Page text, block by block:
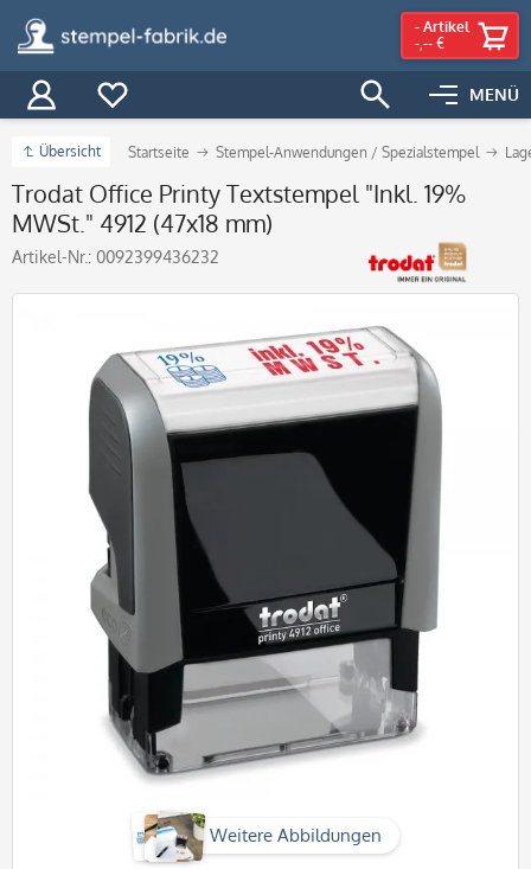
MENÜ
- Artikel
-,-- €
Übersicht Startseite Stempel-Anwendungen / Spezialstempel
Trodat Office Printy Textstempel "Inkl. 19%
MWSt." 4912 (47x18 mm)
Artikel-Nr.: 0092399436232
Weitere Abbildungen